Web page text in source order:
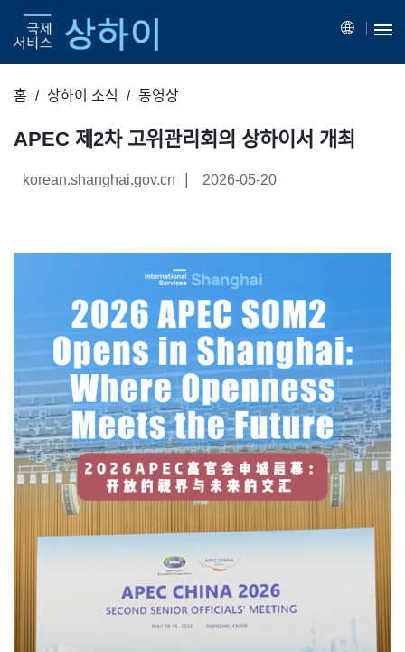
홈 상하이 소식 동영상
APEC 제2차 고위관리회의 상하이서 개최
korean.shanghai.gov.cn | 2026-05-20